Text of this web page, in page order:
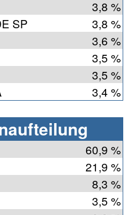
3,8 %
SP
3,8 %
3,6 %
3,5 %
3,5 %
3,4 %
60,9 %
21,9 %
8,3 %
3,5 %